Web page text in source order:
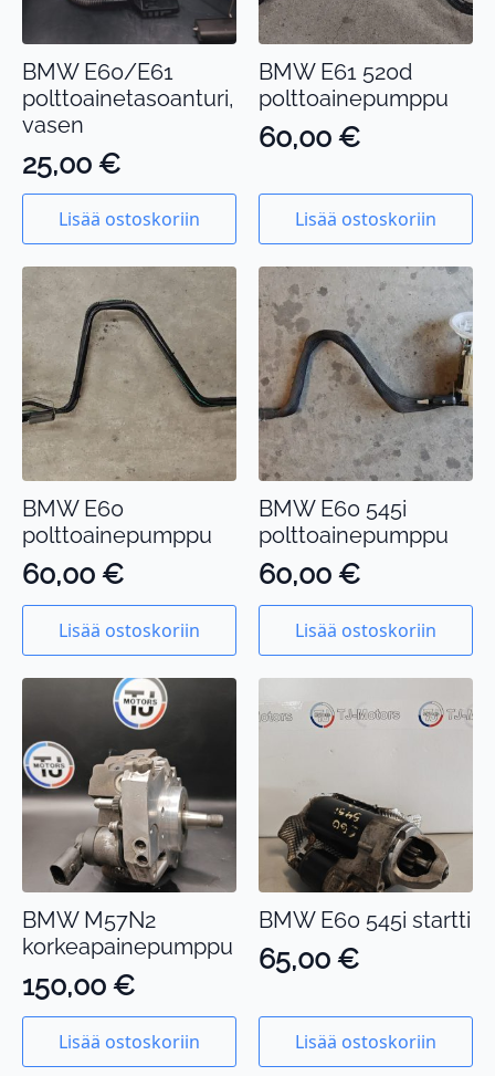
BMW E60/E61
polttoainetasoanturi,
vasen
25,00 €
Lisää ostoskoriin
BMW E61 520d
polttoainepumppu
60,00 €
Lisää ostoskoriin
BMW E60
polttoainepumppu
60,00 €
Lisää ostoskoriin
BMW E60 545i
polttoainepumppu
60,00 €
Lisää ostoskoriin
BMW M57N2
korkeapainepumppu
150,00 €
Lisää ostoskoriin
BMW E60 545i startti
65,00 €
Lisää ostoskoriin